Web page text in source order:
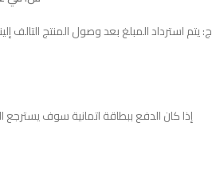
ج: يتم استرداد المبلغ بعد وصول المنتج التالف
إذا كان الدفع ببطاقة اتمانية سوف